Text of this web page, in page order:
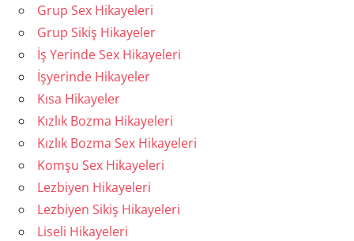
Grup Sex Hikayeleri
Grup Sikiş Hikayeler
İş Yerinde Sex Hikayeleri
İşyerinde Hikayeler
Kısa Hikayeler
Kızlık Bozma Hikayeleri
Kızlık Bozma Sex Hikayeleri
Komşu Sex Hikayeleri
Lezbiyen Hikayeleri
Lezbiyen Sikiş Hikayeleri
Liseli Hikayeleri